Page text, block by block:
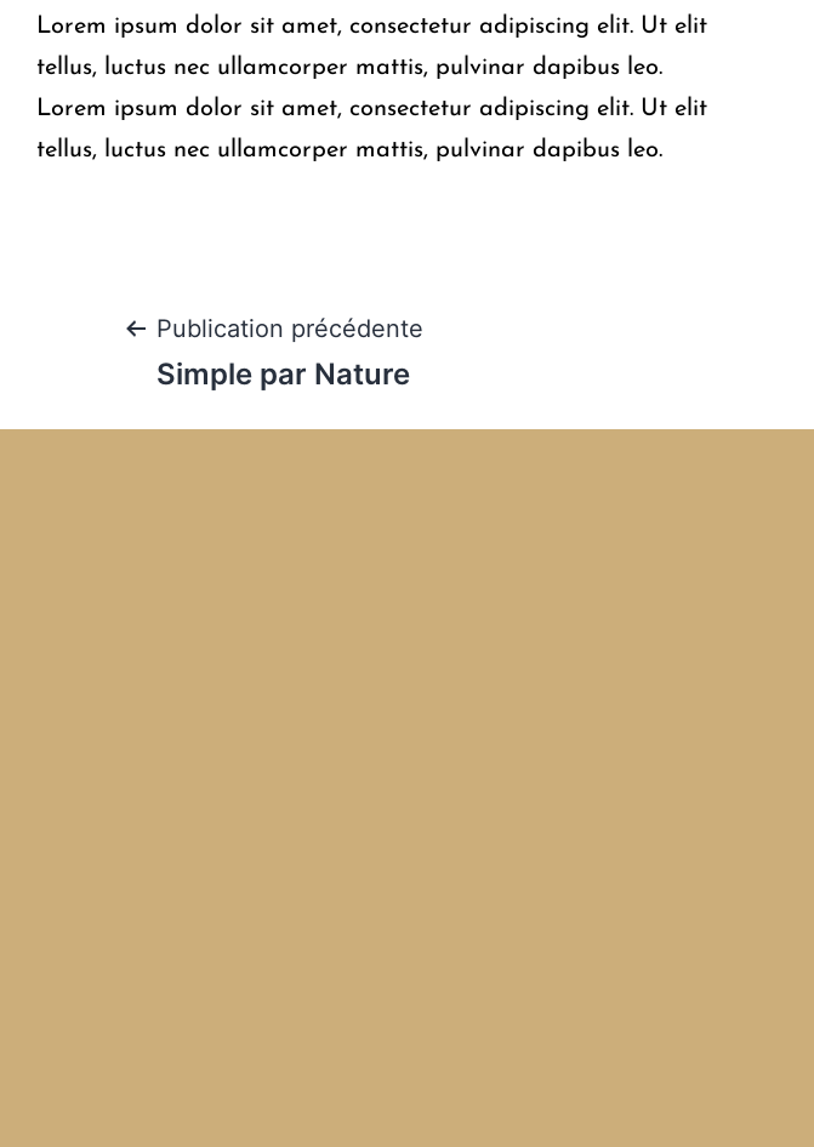
Lorem ipsum dolor sit amet, consectetur adipiscing elit. Ut elit
tellus, luctus nec ullamcorper mattis, pulvinar dapibus leo.
Lorem ipsum dolor sit amet, consectetur adipiscing elit. Ut elit
tellus, luctus nec ullamcorper mattis, pulvinar dapibus leo.
Publication précédente
Simple par Nature